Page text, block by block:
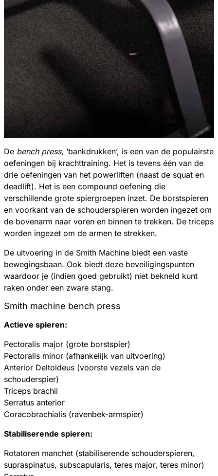
De bench press, ‘bankdrukken’, is een van de populairste
oefeningen bij krachttraining. Het is tevens één van de
drie oefeningen van het powerliften (naast de squat en
deadlift). Het is een compound oefening die
verschillende grote spiergroepen inzet. De borstspieren
en voorkant van de schouderspieren worden ingezet om
de bovenarm naar voren en binnen te trekken. De triceps
worden ingezet om de armen te strekken.
De uitvoering in de Smith Machine biedt een vaste
bewegingsbaan. Ook biedt deze beveiligingspunten
waardoor je (indien goed gebruikt) niet bekneld kunt
raken onder een zware stang.
Smith machine bench press
Actieve spieren:
Pectoralis major (grote borstspier)
Pectoralis minor (afhankelijk van uitvoering)
Anterior Deltoideus (voorste vezels van de
schouderspier)
Triceps brachii
Serratus anterior
Coracobrachialis (ravenbek-armspier)
Stabiliserende spieren:
Rotatoren manchet (stabiliserende schouderspieren,
supraspinatus, subscapularis, teres major, teres minor)